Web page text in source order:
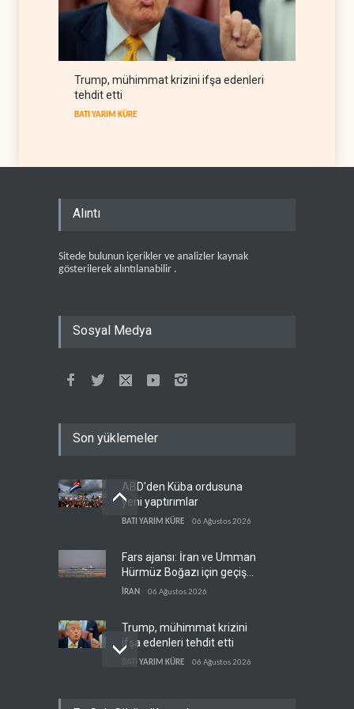
Trump, mühimmat krizini ifşa edenleri
tehdit etti
BATI YARIM KÜRE
Alıntı
Sitede bulunun içerikler ve analizler kaynak
gösterilerek alıntılanabilir .
Sosyal Medya
Son yüklemeler
ABD'den Küba ordusuna
yeni yaptırımlar
BATI YARIM KÜRE 06 Ağustos 2026
Fars ajansı: İran ve Umman
Hürmüz Boğazı için geçiş
koridorlarında anlaştı
İRAN 06 Ağustos 2026
Trump, mühimmat krizini
ifşa edenleri tehdit etti
BATI YARIM KÜRE 06 Ağustos 2026